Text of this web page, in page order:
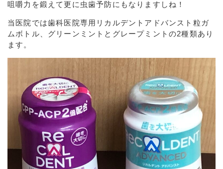
咀嚼力を鍛えて更に虫歯予防にもなりますしね！
当医院では歯科医院専用リカルデントアドバンスト粒ガ
ムボトル、グリーンミントとグレープミントの2種類あり
ます。